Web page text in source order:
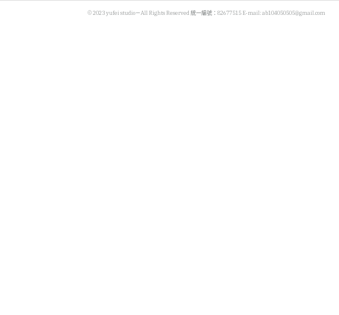
© 2023 yufei studio－All Rights Reserved 統一編號：82677515 E-mail: ab104050505@gmail.com